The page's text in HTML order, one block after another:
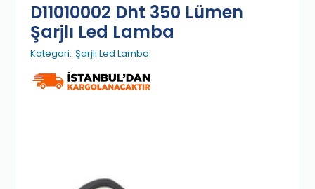
D11010002 Dht 350 Lümen
Şarjlı Led Lamba
Kategori: Şarjlı Led Lamba